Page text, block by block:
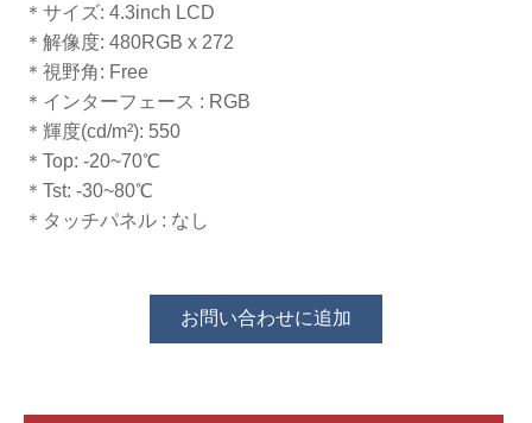
＊サイズ: 4.3inch LCD
＊解像度​​​​​​​: 480RGB x 272
＊視野角: Free​​​​​​​
＊インターフェース​​​​​​​​​​​​​​ : RGB
＊輝度​​​​​​​​​​​​​​(cd/m²): 550
＊Top: -20~70℃
​​​​​​​＊Tst: -30~80℃
＊タッチパネル​​​​​​​ : なし
お問い合わせに追加